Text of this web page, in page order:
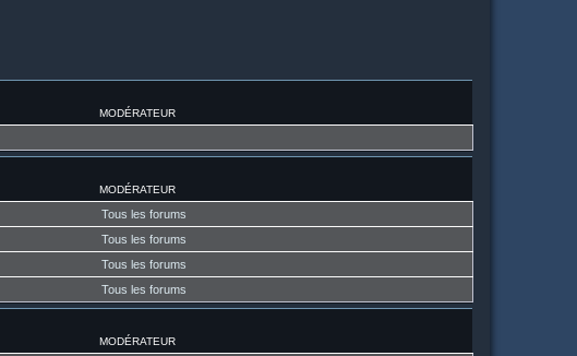
MODÉRATEUR
MODÉRATEUR
Tous les forums
Tous les forums
Tous les forums
Tous les forums
MODÉRATEUR